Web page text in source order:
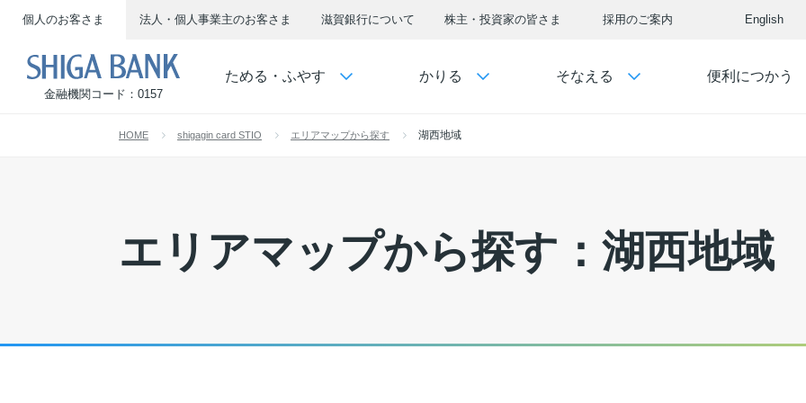
個人のお客さま 法人・個人事業主のお客さま 滋賀銀行について 株主・投資家の皆さま 採用のご案内 English
金融機関コード：0157
ためる・ふやす かりる そなえる 便利につかう
HOME shigagin card STIO エリアマップから探す 湖西地域
エリアマップから探す：湖西地域